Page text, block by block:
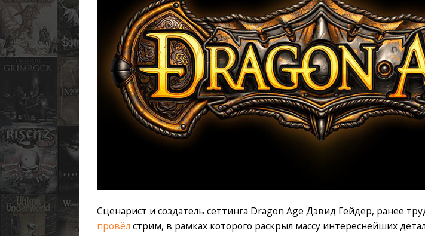
Сценарист и создатель сеттинга Dragon Age Дэвид Гейдер, ранее
провёл стрим, в рамках которого раскрыл массу интереснейших